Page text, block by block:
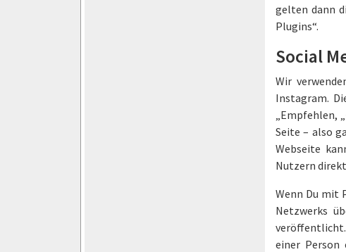
gelten dann
Plugins“.
Social
Wir
Instagram.
„Empfehlen,
Seite – also
Webseite
Nutzern
Wenn Du mit
Netzwerks
einer